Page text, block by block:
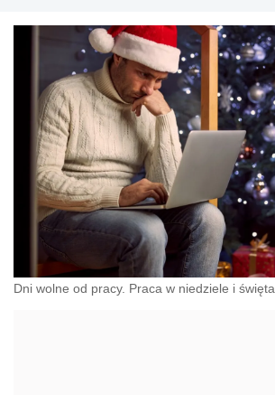
Dni wolne od pracy. Praca w niedziele i święta